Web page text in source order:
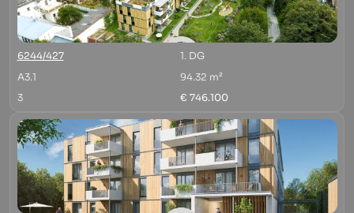
6244/427
1. DG
A3.1
94.32 m²
3
€ 746.100